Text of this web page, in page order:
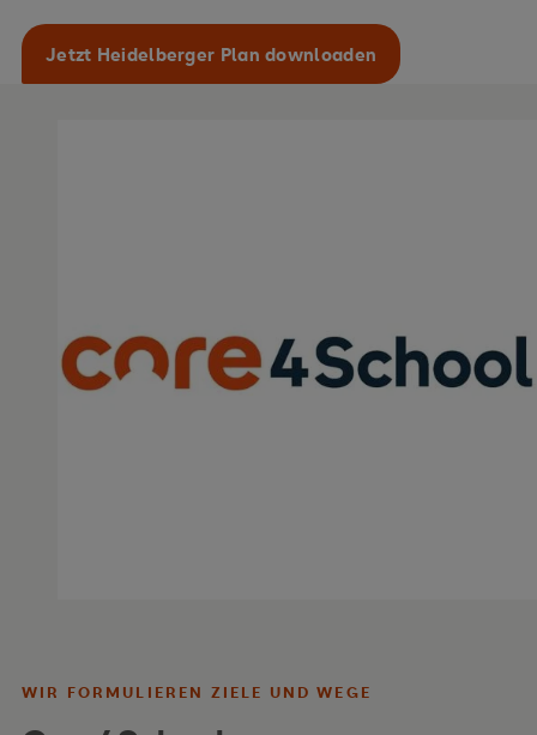
Jetzt Heidelberger Plan downloaden
WIR FORMULIEREN ZIELE UND WEGE